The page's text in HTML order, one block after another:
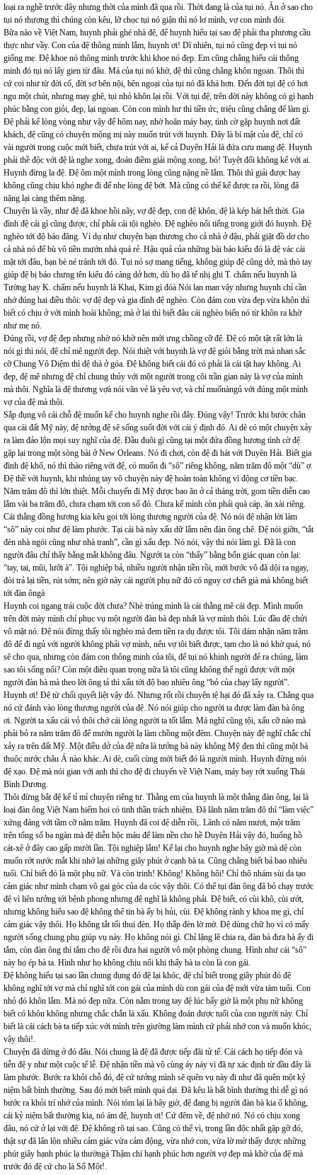
loại ra nghề trước đây nhưng thời của mình đã qua rồi. Thời đang là của tụi nó. Ăn ở sao cho
tụi nó thương thì chúng còn kêu, lỡ chọc tụi nó giận thì nó lơ mình, vợ con mình đói.
Bữa nào về Việt Nam, huynh phải ghé nhà đệ, để huynh hiểu tại sao đệ phải tha phương cầu
thực như vầy. Con của đệ thông minh lắm, huynh ơi! Dĩ nhiên, tụi nó cũng đẹp vì tụi nó
giống mẹ. Đệ khoe nó thông minh trước khi khoe nó đẹp. Em cũng chẳng hiểu cái thông
minh đó tụi nó lấy gien từ đâu. Má của tụi nó khờ, đệ thì cũng chẳng khôn ngoan. Thôi thì
cứ coi như từ đời cố, đời sơ bên nội, bên ngoại của tụi nó đã khá hơn. Đến đời tụi đệ có hơi
ngu một chút, nhưng may ghê, tụi nhỏ khôn lại rồi. Với tụi đệ, trên đời này không có gì hạnh
phúc bằng con giỏi, đẹp, lại ngoan. Còn con mình hư thì tiền ức, triệu cũng chẳng để làm gì.
Đệ phải kể lòng vòng như vậy để hôm nay, nhờ hoãn máy bay, tình cờ gặp huynh nơi đất
khách, đệ cũng có chuyện mộng mị này muốn trút với huynh. Đây là bí mật của đệ, chỉ có
vài người trong cuộc mới biết, chưa trút với ai, kể cả Duyên Hải là đứa cưu mang đệ. Huynh
phải thề độc với đệ là nghe xong, đoán điềm giải mộng xong, bỏ! Tuyệt đối không kể với ai.
Huynh đừng la đệ. Đệ ôm một mình trong lòng cũng nặng nề lắm. Thôi thì giải được hay
không cũng chịu khó nghe đi để nhẹ lòng đệ bớt. Mà cũng có thể kể được ra rồi, lòng đã
nặng lại càng thêm nặng.
Chuyện là vầy, như đệ đã khoe hồi nãy, vợ đệ đẹp, con đệ khôn, đệ là kép hát hết thời. Gia
đình đệ cái gì cũng được, chỉ phải cái tội nghèo. Đệ nghèo nổi tiếng trong giới đó huynh. Đệ
nghèo tới độ báo đăng. Ví dụ như chuyện bạn thương cho cả nhà ở đậu, phải giặt đồ dơ cho
cả nhà nó để bù vô tiền mướn nhà quá rẻ. Hậu quả của những bài báo kiểu đó là đệ vác cái
mặt tới đâu, bạn bè né tránh tới đó. Tụi nó sợ mang tiếng, không giúp đệ cũng dở, mà thò tay
giúp đệ bị báo chưng tên kiểu đó càng dở hơn, dù họ đã tế nhị ghi T. chấm nếu huynh là
Tường hay K. chấm nếu huynh là Khai, Kim gì đóà Nói lan man vậy nhưng huynh chỉ cần
nhớ đúng hai điều thôi: vợ đệ đẹp và gia đình đệ nghèo. Còn đám con vừa đẹp vừa khôn thì
biết có chịu ở với mình hoài không; mà ở lại thì biết đâu cái nghèo biến nó từ khôn ra khờ
như mẹ nó.
Đúng rồi, vợ đệ đẹp nhưng nhờ nó khờ nên mới ưng chồng cỡ đệ. Đệ có một tật rất lớn là
nói gì thì nói, đệ chỉ mê người đẹp. Nói thiệt với huynh là vợ đệ giỏi bằng trời mà nhan sắc
cỡ Chung Vô Diệm thì đệ thà ở góa. Đệ không biết cái đó có phải là cái tật hay không. Ai
đẹp, đệ mê nhưng đệ chỉ chung thủy với một người trong cõi trần gian này là vợ của mình
mà thôi. Nghĩa là đệ thương vợà nói văn vẻ là yêu vợ; và chỉ muốnàngủ với đúng một mình
vợ của đệ mà thôi.
Sắp đụng vô cái chỗ đệ muốn kể cho huynh nghe rồi đây. Đúng vậy! Trước khi bước chân
qua cái đất Mỹ này, đệ tưởng đệ sẽ sống suốt đời với cái ý định đó. Ai dè có một chuyện xảy
ra làm đảo lộn mọi suy nghĩ của đệ. Đầu đuôi gì cũng tại một đứa đồng hương tình cờ đệ
gặp lại trong một sòng bài ở New Orleans. Nó đi chơi, còn đệ đi hát với Duyên Hải. Biết gia
đình đệ khổ, nó thì thào riêng với đệ, có muốn đi “sô” riêng không, năm trăm đô một “dù” ợ.
Đệ thề với huynh, khi nhúng tay vô chuyện này đệ hoàn toàn không vì động cơ tiền bạc.
Năm trăm đô thì lớn thiệt. Mỗi chuyến đi Mỹ được bao ăn ở cả tháng trời, gom tiền diễn cao
lắm vài ba trăm đô, chưa chạm tới con số đó. Chưa kể mình còn phải quà cáp, ăn xài riêng.
Cái thằng đồng hương kia kêu gọi tới lòng thương người của đệ. Nó nói đệ nhận lời làm
“sô” này coi như đệ làm phước. Tại cái bà này xấu dữ lắm nên đàn ông chê. Đệ nói giỡn, “tắt
đèn nhà ngói cũng như nhà tranh”, cần gì xấu đẹp. Nó nói, vậy thì nói làm gì. Đã là con
người đâu chỉ thấy bằng mắt không đâu. Ngưới ta còn “thấy” bằng bốn giác quan còn lại:
“tay, tai, mũi, lưỡi à”. Tội nghiệp bả, nhiều người nhận tiền rồi, mới bước vô đã dội ra ngay,
đòi trả lại tiền, rút sớm; nên giờ này cái người phụ nữ đó có nguy cơ chết già mà không biết
tới đàn ôngà
Huynh coi ngang trái cuộc đời chưa? Nhè trúng mình là cái thằng mê cái đẹp. Mình muốn
trên đời mày mình chỉ phục vụ một người đàn bà đẹp nhất là vợ mình thôi. Lúc đầu đệ chửi
vô mặt nó. Đệ nói đừng thấy tôi nghèo mà đem tiền ra dụ được tôi. Tôi dám nhận năm trăm
đô để đi ngủ với người không phải vợ mình, nếu vợ tôi biết được, tạm cho là nó khờ quá, nó
sẽ cho qua, nhưng còn đám con thông minh của tôi, để tụi nó khinh người đẻ ra chúng, làm
sao tôi sống nổi? Còn một điều quan trọng nữa là tôi cũng không thể ngủ được với một
người đàn bà mà theo lời ông tả thì xấu tới độ bao nhiêu ông “bỏ của chạy lấy người”.
Huynh ơi! Đệ từ chối quyết liệt vậy đó. Nhưng rốt rồi chuyện tệ hại đó đã xảy ra. Chẳng qua
nó cứ đánh vào lòng thương người của đệ. Nó nói giúp cho người ta được làm đàn bà ông
ơi. Người ta xấu cái vỏ thôi chớ cái lòng người ta tốt lắm. Mà nghĩ cũng tội, xấu cỡ nào mà
phải bỏ ra năm trăm đô để mướn người lạ làm chồng một đêm. Chuyện này đệ nghĩ chắc chỉ
xảy ra trên đất Mỹ. Một điều dở của đệ nữa là tưởng bà này không Mỹ đen thì cũng một bà
thuộc nước châu Á nào khác. Ai dè, cuối cùng mới biết đó là người mình. Huynh đừng nói
đệ xạo. Đệ mà nói gian với anh thì cho đệ đi chuyến về Việt Nam, máy bay rớt xuống Thái
Bình Dương.
Thôi đừng bắt đệ kể tỉ mỉ chuyện riêng tư. Thằng em của huynh là một thằng đàn ông, lại là
loại đàn ông Việt Nam hiếm hoi có tinh thần trách nhiệm. Đã lãnh năm trăm đô thì “làm việc”
xứng đáng với tầm cỡ năm trăm. Huynh đã coi đệ diễn rồi,. Lãnh có năm mươi, một trăm
trên tổng số ba ngàn mà đệ diễn hộc máu để làm nền cho hề Duyên Hải vậy đó, huống hồ
cát-xê ở đây cao gấp mười lần. Tội nghiệp lắm! Kể lại cho huynh nghe bây giờ mà dệ còn
muốn rớt nước mắt khi nhớ lại những giây phút ở cạnh bà ta. Cũng chẳng biết bả bao nhiêu
tuổi. Chỉ biết đó là một phụ nữ. Và còn trinh! Không! Không hôi! Chỉ thô nhám sùi da tạo
cảm giác như mình chạm vô gai góc của da cóc vậy thôi. Có thể tụi đàn ông đã bỏ chạy trước
đệ vì liên tưởng tới bệnh phong nhưng đệ nghĩ là không phải. Đệ biết, có cùi khô, cùi ướt,
nhưng không hiểu sao đệ không thể tin bà ấy bị hủi, cùi. Đệ không rành y khoa mẹ gì, chỉ
cảm giác vậy thôi. Họ không tắt tối thui đèn. Họ thắp đèn lờ mờ. Đệ dùng chữ họ vì có mấy
người sống chung phụ giúp vụ này. Họ không nói gì. Chỉ lặng lẽ chia ra, đàn bà đưa bà ấy đi
tắm, còn đàn ông thì tắm cho đệ rồi đưa hai người vô một phòng chung. Hình như cái “sô”
này họ ép bà ta. Hình như họ không chịu nổi khi thấy bà ta còn là con gái.
Đệ không hiểu tại sao lần chung đụng đó đệ lại khóc, đệ chỉ biết trong giây phút đó đệ
không nghĩ tới vợ mà chỉ nghĩ tới con gái của mình dù con gái của đệ mới vừa tám tuổi. Con
nhỏ đó khôn lắm. Mà nó đẹp nữa. Còn nằm trong tay đệ lúc bấy giờ là một phụ nữ không
biết có khôn không nhưng chắc chắn là xấu. Không đoán được tuổi của con người này. Chỉ
biết là cái cách bà ta tiếp xúc với mình trên giường làm mình cứ phải nhớ con và muốn khóc,
vậy thôi!.
Chuyện đã dừng ở đó đâu. Nói chung là đệ đã được tiếp đãi tử tế. Cái cách họ tiếp đón và
tiễn đệ y như một cuộc tế lễ. Đệ nhận tiền mà vô cùng áy náy vì đã tự xác định từ đầu đây là
làm phước. Bước ra khỏi chỗ đó, đệ cứ tưởng mình sẽ quên vụ này đi như đã quên một kỷ
niệm bất bình thường. Sau đó mới biết mình quá dại. Đã kêu là bất bình thường thì dễ gì nó
bước ra khỏi trí nhớ của mình. Nói tóm lại là bây giờ, đệ đang bị người đàn bà kia ố không,
cái kỷ niệm bất thường kia, nó ám đệ, huynh ơi! Cứ đêm về, đệ nhớ nó. Nó có chịu xong
đâu, nó cứ ở lại với đệ. Đệ không rõ tại sao. Cũng có thể vì, trong lần độc nhất gặp gỡ đó,
thật sự đã lẩn lộn nhiều cảm giác vừa cảm động, vừa nhớ con, vừa lờ mờ thấy được những
phút giây hạnh phúc lạ thườngà Thậm chí hạnh phúc hơn người vợ đẹp mà khờ của đệ mà
trước đó đệ cứ cho là Số Một!.